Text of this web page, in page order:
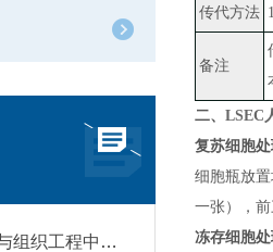
H1细胞在皮肤修复与组织工程中的应用前景
传代方法
备注
二、 LSEC
复苏细胞
细胞瓶放
一张）
，
冻存细胞